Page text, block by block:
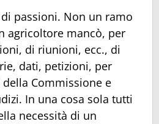
passioni. Non un ramo
agricoltore mancò, per
di riunioni, ecc., di
dati, petizioni, per
Commissione e
In una cosa sola tutti
necessità di un